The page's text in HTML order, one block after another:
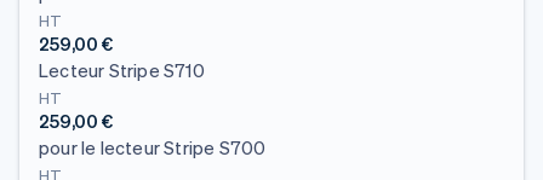
HT
259,00 €
Lecteur Stripe S710
HT
259,00 €
pour le lecteur Stripe S700
HT